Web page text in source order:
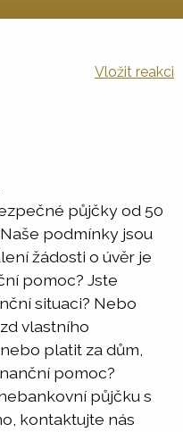
Vložit reakci
půjčky od 50
podmínky jsou
žádosti o úvěr je
pomoc? Jste
situaci? Nebo
vlastního
platit za dům,
pomoc?
půjčku s
kontaktujte nás